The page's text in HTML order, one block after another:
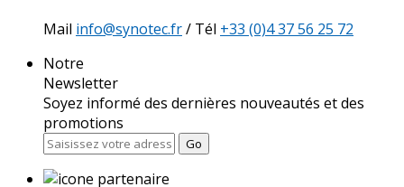
Mail info@synotec.fr/ Tél +33 (0)4 37 56 25 72
Notre
Newsletter
Soyez informé des dernières nouveautés et des
promotions
Go